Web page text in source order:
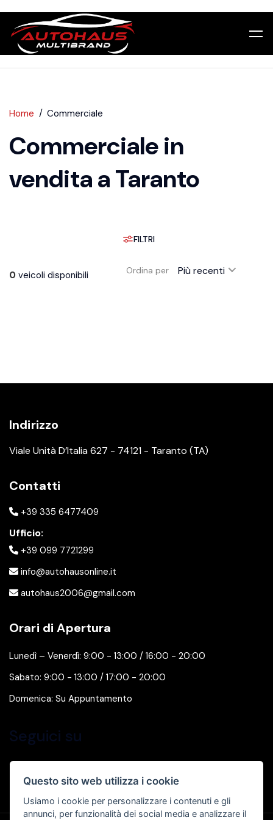
Home Commerciale
Commerciale in
vendita a Taranto
FILTRI
0 veicoli disponibili Ordina per Più recenti
Indirizzo
Viale Unità D’Italia 627 - 74121 - Taranto (TA)
Contatti
+39 335 6477409
Ufficio:
+39 099 7721299
info@autohausonline.it
autohaus2006@gmail.com
Orari di Apertura
Lunedì – Venerdì: 9:00 - 13:00 / 16:00 - 20:00
Sabato: 9:00 - 13:00 / 17:00 - 20:00
Domenica: Su Appuntamento
Seguici su
Questo sito web utilizza i cookie
Usiamo i cookie per personalizzare i contenuti e gli
annunci, per funzionalità dei social media e analizzare il